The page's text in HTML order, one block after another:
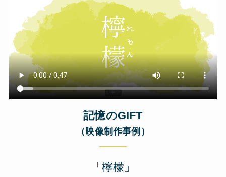
記憶のGIFT
（映像制作事例）
「檸檬」